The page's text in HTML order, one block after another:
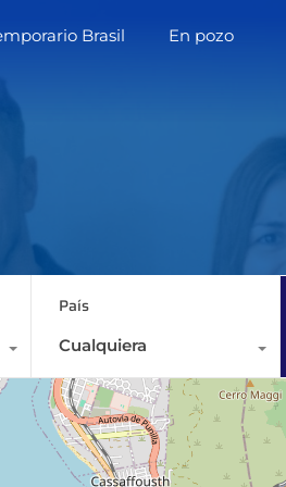
Alquiler Anual Alquiler
Brasil En pozo
País
Cualquiera